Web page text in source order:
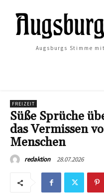
Augsburgs Stimme
FREIZEIT
Süße Sprüche
das Vermissen
Menschen
redaktion 28.07.2026